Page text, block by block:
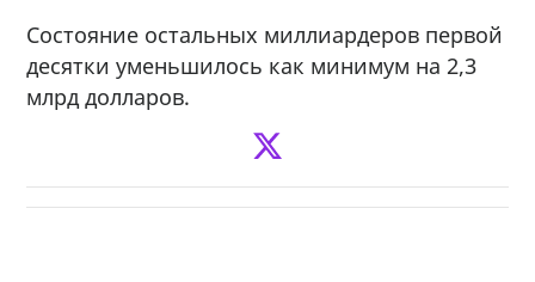
Состояние остальных миллиардеров первой
десятки уменьшилось как минимум на 2,3
млрд долларов.